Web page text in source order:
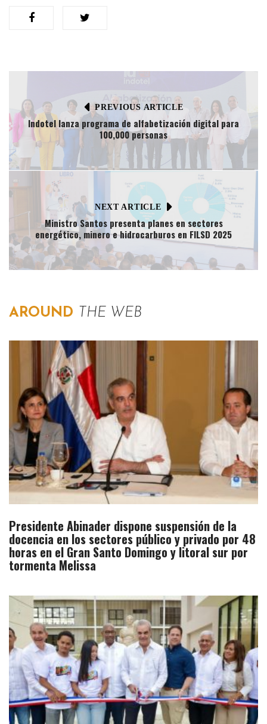
PREVIOUS ARTICLE
Indotel lanza programa de alfabetización digital para
100,000 personas
NEXT ARTICLE
Ministro Santos presenta planes en sectores
energético, minero e hidrocarburos en FILSD 2025
AROUND THE WEB
Presidente Abinader dispone suspensión de la
docencia en los sectores público y privado por 48
horas en el Gran Santo Domingo y litoral sur por
tormenta Melissa